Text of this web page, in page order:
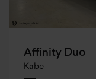
Affinity Duo
Kabe